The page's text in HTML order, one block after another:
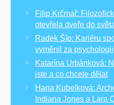
Filip Krčmař:
otevřela dveře do
Radek Šíp: Kariéru
vyměnil za psychologii
Katarína Urbánková:
jste a co chcete dělat
Hana Kubelková:
Indiana Jones a Lara